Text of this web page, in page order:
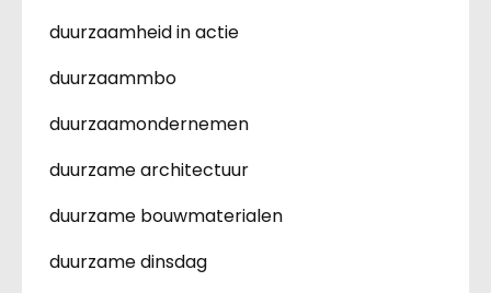
duurzaamheid in actie
duurzaammbo
duurzaamondernemen
duurzame architectuur
duurzame bouwmaterialen
duurzame dinsdag